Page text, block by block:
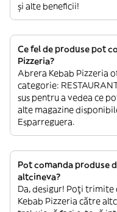
și alte beneficii!
Ce fel de produse pot
Pizzeria?
Abrera Kebab Pizzeria
categorie:
sus pentru a vedea ce
alte magazine
Esparreguera.
Pot comanda produse
altcineva?
Da, desigur! Poți trimite
Kebab Pizzeria către